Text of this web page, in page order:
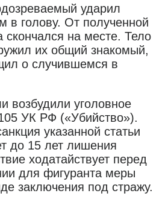
ударил
в голову. От полученной
на месте. Тело
их общий знакомый,
о случившемся в
возбудили уголовное
УК РФ («Убийство»).
указанной статьи
до 15 лет лишения
ходатайствует перед
для фигуранта меры
заключения под стражу.